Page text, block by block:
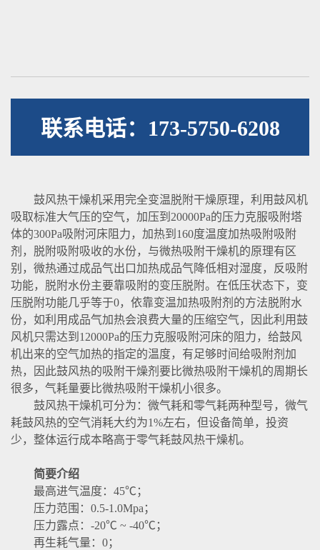
联系电话：173-5750-6208
鼓风热干燥机采用完全变温脱附干燥原理，利用鼓风机
吸取标准大气压的空气，加压到20000Pa的压力克服吸附塔
体的300Pa吸附河床阻力，加热到160度温度加热吸附吸附
剂，脱附吸附吸收的水份，与微热吸附干燥机的原理有区
别，微热通过成品气出口加热成品气降低相对湿度，反吸附
功能，脱附水份主要靠吸附的变压脱附。在低压状态下，变
压脱附功能几乎等于0，依靠变温加热吸附剂的方法脱附水
份，如利用成品气加热会浪费大量的压缩空气，因此利用鼓
风机只需达到12000Pa的压力克服吸附河床的阻力，给鼓风
机出来的空气加热的指定的温度，有足够时间给吸附剂加
热，因此鼓风热的吸附干燥剂要比微热吸附干燥机的周期长
很多，气耗量要比微热吸附干燥机小很多。
鼓风热干燥机可分为：微气耗和零气耗两种型号，微气
耗鼓风热的空气消耗大约为1%左右，但设备简单，投资
少，整体运行成本略高于零气耗鼓风热干燥机。
简要介绍
最高进气温度：45℃；
压力范围：0.5-1.0Mpa；
压力露点：-20℃ ~ -40℃；
再生耗气量：0；